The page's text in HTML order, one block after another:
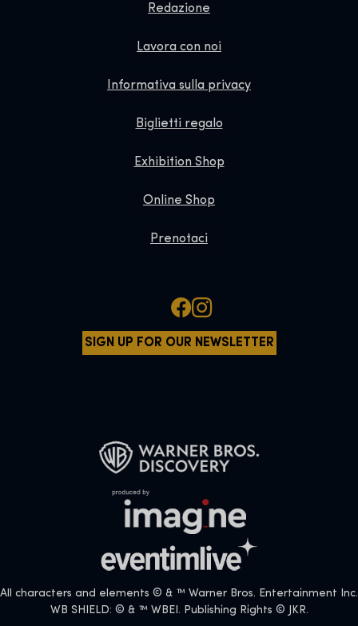
Redazione
Lavora con noi
Informativa sulla privacy
Biglietti regalo
Exhibition Shop
Online Shop
Prenotaci
SIGN UP FOR OUR NEWSLETTER
All characters and elements © & ™ Warner Bros. Entertainment Inc.
WB SHIELD: © & ™ WBEI. Publishing Rights © JKR.